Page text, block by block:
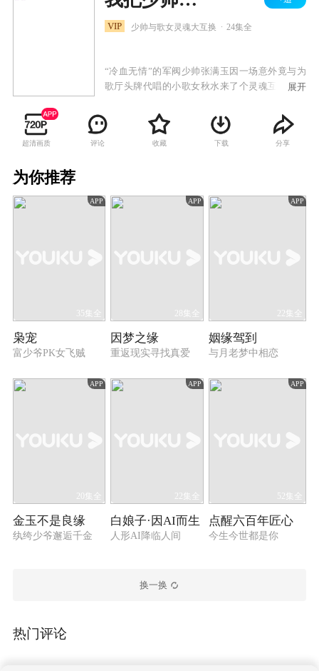
VIP 少帅与歌女灵魂大互换 24集全
“冷血无情”的军阀少帅张满玉因一场意外竟与为
歌厅头牌代唱的小歌女秋水来了个灵魂互换，极
用少帅身份在军队“大显身手”，把残酷暴戾的军
阀部队活生生整改成一个充满爱心、和睦友善的
大家庭。张满玉则代替秋水，把本是歌厅里谁见
归治理军队，张满玉胁迫秋水将自己娶回家，秋
展开
超清画质 评论 收藏 下载 分享
为你推荐
APP
35集全
枭宠
富少爷PK女飞贼
APP
28集全
因梦之缘
重返现实寻找真爱
APP
22集全
姻缘驾到
与月老梦中相恋
APP
20集全
金玉不是良缘
纨绔少爷邂逅千金
APP
22集全
白娘子·因AI而生
人形AI降临人间
APP
52集全
点醒六百年匠心
今生今世都是你
换一换
热门评论